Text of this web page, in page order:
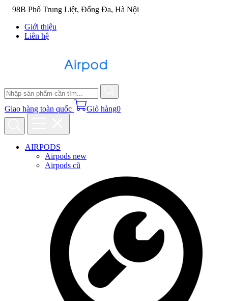
98B Phố Trung Liệt, Đống Đa, Hà Nội
Giới thiệu
Liên hệ
Giao hàng toàn quốc Giỏ hàng0
AIRPODS
Airpods new
Airpods cũ